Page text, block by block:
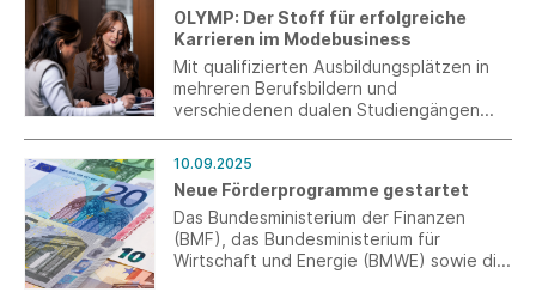
OLYMP: Der Stoff für erfolgreiche
Karrieren im Modebusiness
Mit qualifizierten Ausbildungsplätzen in
mehreren Berufsbildern und
verschiedenen dualen Studiengängen
international bekannte Modemarke
jungen Menschen attraktive
Karriereperspektiven.
10.09.2025
Neue Förderprogramme gestartet
Das Bundesministerium der Finanzen
(BMF), das Bundesministerium für
Wirtschaft und Energie (BMWE) sowie die